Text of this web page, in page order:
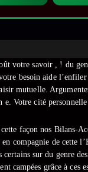
votre savoir , ! du
besoin aide
mutuelle.
Votre cité
façon nos Bilans-
compagnie de cette
sur du genre
campées grâce à ces